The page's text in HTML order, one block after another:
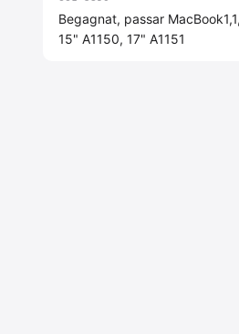
Begagnat, passar
15" A1150, 17" A1151